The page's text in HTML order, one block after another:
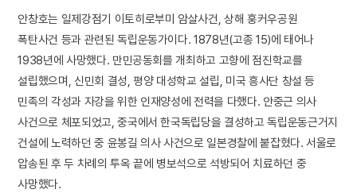
안창호는 일제강점기 이토히로부미 암살사건, 상해 훙커우공원
폭탄사건 등과 관련된 독립운동가이다. 1878년(고종 15)에 태어나
1938년에 사망했다. 만민공동회를 개최하고 고향에 점진학교를
설립했으며, 신민회 결성, 평양 대성학교 설립, 미국 흥사단 창설 등
민족의 각성과 자강을 위한 인재양성에 전력을 다했다. 안중근 의사
사건으로 체포되었고, 중국에서 한국독립당을 결성하고 독립운동근거지
건설에 노력하던 중 윤봉길 의사 사건으로 일본경찰에 붙잡혔다. 서울로
압송된 후 두 차례의 투옥 끝에 병보석으로 석방되어 치료하던 중
사망했다.